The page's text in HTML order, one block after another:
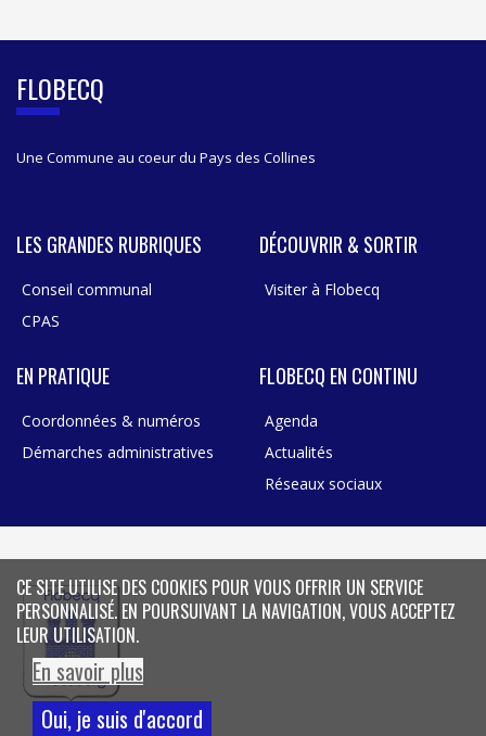
E
A
R
FLOBECQ
Une Commune au coeur du Pays des Collines
LES GRANDES RUBRIQUES
Conseil communal
CPAS
DÉCOUVRIR & SORTIR
Visiter à Flobecq
EN PRATIQUE
Coordonnées & numéros
Démarches administratives
FLOBECQ EN CONTINU
Agenda
Actualités
Réseaux sociaux
CE SITE UTILISE DES COOKIES POUR VOUS OFFRIR UN SERVICE
PERSONNALISÉ. EN POURSUIVANT LA NAVIGATION, VOUS ACCEPTEZ
LEUR UTILISATION.
En savoir plus
Oui, je suis d'accord